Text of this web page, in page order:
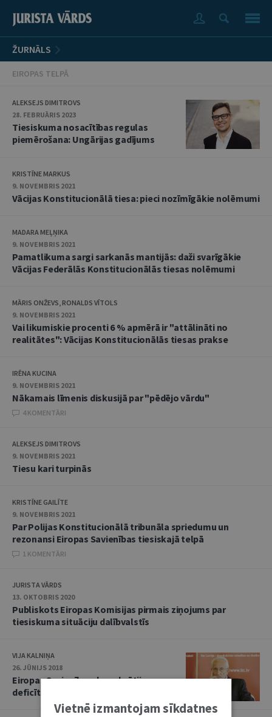
ŽURNĀLS
EIROPAS TELPĀ
ALEKSEJS DIMITROVS
28. FEBRUĀRIS 2023
Tiesiskuma nosacītības regulas
piemērošana: Ungārijas gadījums
KRISTĪNE MARKUS
9. NOVEMBRIS 2021
Vācijas Konstitucionālā tiesa: pieci nozīmīgākie nolēmumi
MADARA MEĻŅIKA
9. NOVEMBRIS 2021
Pamatlikuma sargi sarkanās mantijās: daži svarīgākie
Vācijas Federālās Konstitucionālās tiesas nolēmumi
MĀRIS ONŽEVS, RONALDS VĪTOLS
9. NOVEMBRIS 2021
Vai likumiskie procenti 6 % apmērā ir "attālināti no
realitātes": Vācijas Konstitucionālās tiesas prakse
IRĒNA KUCINA
9. NOVEMBRIS 2021
Nākamais līmenis diskusijā par "pēdējo vārdu"
4 KOMENTĀRI
ALEKSEJS DIMITROVS
9. NOVEMBRIS 2021
Tiesu kari turpinās
KRISTĪNE GAILĪTE
9. NOVEMBRIS 2021
Par Polijas Konstitucionālā tribunāla spriedumu un
rezonansi Eiropas Savienības tiesiskajā telpā
1 KOMENTĀRI
JURISTA VĀRDS
13. OKTOBRIS 2020
Publiskots Eiropas Komisijas pirmais ziņojums par
tiesiskuma situāciju dalībvalstīs
VIJA KALNIŅA
26. JŪNIJS 2018
Eiropas Savienības demokrātijas
deficīts ir dalībvalstu izvēle
Vietnē izmantojam sīkdatnes